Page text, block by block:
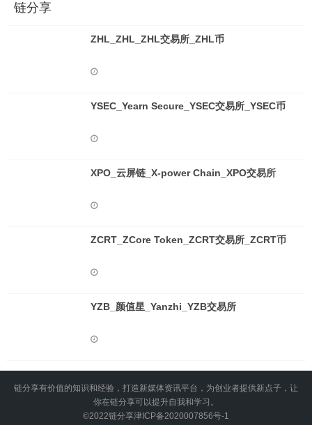
链分享
ZHL_ZHL_ZHL交易所_ZHL币
YSEC_Yearn Secure_YSEC交易所_YSEC币
XPO_云屏链_X-power Chain_XPO交易所
ZCRT_ZCore Token_ZCRT交易所_ZCRT币
YZB_颜值星_Yanzhi_YZB交易所
链分享有价值的知识和经验，打造新媒体资讯平台，为创业者提供新点子，让
你在链分享可以提升自我和学习。
©2022链分享津ICP备2020007856号-1